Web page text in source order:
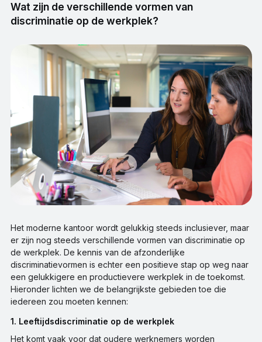
Wat zijn de verschillende vormen van
discriminatie op de werkplek?
Het moderne kantoor wordt gelukkig steeds inclusiever, maar
er zijn nog steeds verschillende vormen van discriminatie op
de werkplek. De kennis van de afzonderlijke
discriminatievormen is echter een positieve stap op weg naar
een gelukkigere en productievere werkplek in de toekomst.
Hieronder lichten we de belangrijkste gebieden toe die
iedereen zou moeten kennen:
1. Leeftijdsdiscriminatie op de werkplek
Het komt vaak voor dat oudere werknemers worden